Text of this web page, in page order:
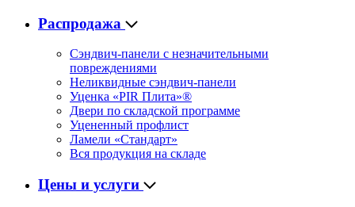
Распродажа
Сэндвич-панели с незначительными
повреждениями
Неликвидные сэндвич-панели
Уценка «PIR Плита»®
Двери по складской программе
Уцененный профлист
Ламели «Стандарт»
Вся продукция на складе
Цены и услуги